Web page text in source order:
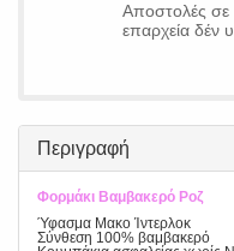
Αποστολές σε
επαρχεία δέν
Περιγραφή
Φορμάκι Βαμβακερό Ροζ
Ύφασμα Μακο Ίντερλοκ
Σύνθεση 100% βαμβακερό